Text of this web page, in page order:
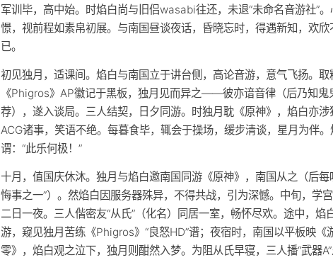
军训毕，高中始。时焰白尚与旧侣wasabi往还，未退“未命名音游社”
憬，视前程如素帛初展。与南国昼谈夜话，昏晓忘时，得遇新知，欢欣
已。
初见独月，适课间。焰白与南国立于讲台侧，高论音游，意气飞扬。取
《Phigros》AP徽记于黑板，独月见而异之——彼亦谙音律（后乃知鬼
荐），遂入谈局。三人结契，日夕同游。时独月耽《原神》，焰白亦涉
ACG诸事，笑语不绝。每暮食毕，辄会于操场，缓步清谈，星月为伴。
谓：“此乐何极！”
十月，值国庆休沐。独月与焰白邀南国同游《原神》，南国从之（后每
悔事之一”）。然焰白因服务器殊异，不得共战，引为深憾。中旬，学宫
二日一夜。三人偕密友“从氏”（化名）同居一室，畅怀尽欢。途中，焰
游，窥见独月苦练《Phigros》“良怒HD”谱；夜宿时，南国以平板映《
零》，焰白观之泣下，独月则酣然入梦。为阻从氏早寝，三人播“武器